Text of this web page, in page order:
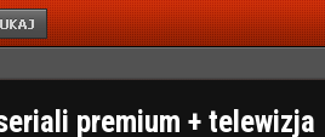
premium + telewizja